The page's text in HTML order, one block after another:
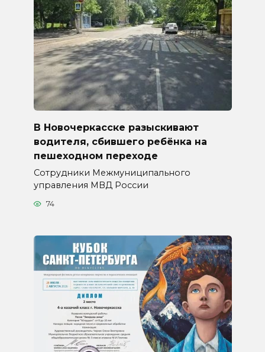
В Новочеркасске разыскивают
водителя, сбившего ребёнка на
пешеходном переходе
Сотрудники Межмуниципального
управления МВД России
74